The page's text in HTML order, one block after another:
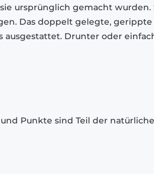
ursprünglich gemacht wurden.
Das doppelt gelegte,
ausgestattet. Drunter oder
und Punkte sind Teil der